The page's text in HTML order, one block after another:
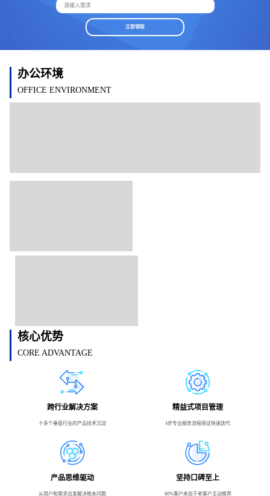
请输入需求
立即领取
办公环境
OFFICE ENVIRONMENT
核心优势
CORE ADVANTAGE
跨行业解决方案
十多个垂直行业的产品技术沉淀
精益式项目管理
4步专业服务流程保证快速迭代
产品思维驱动
从用户和需求出发解决根本问题
坚持口碑至上
80%客户来自于老客户主动推荐